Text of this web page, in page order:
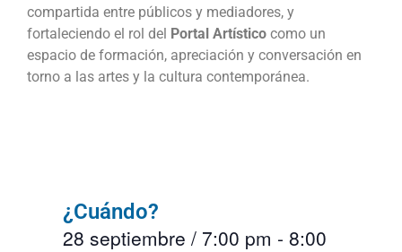
compartida entre públicos y mediadores, y
fortaleciendo el rol del Portal Artístico como un
espacio de formación, apreciación y conversación en
torno a las artes y la cultura contemporánea.
¿Cuándo?
28 septiembre / 7:00 pm - 8:00